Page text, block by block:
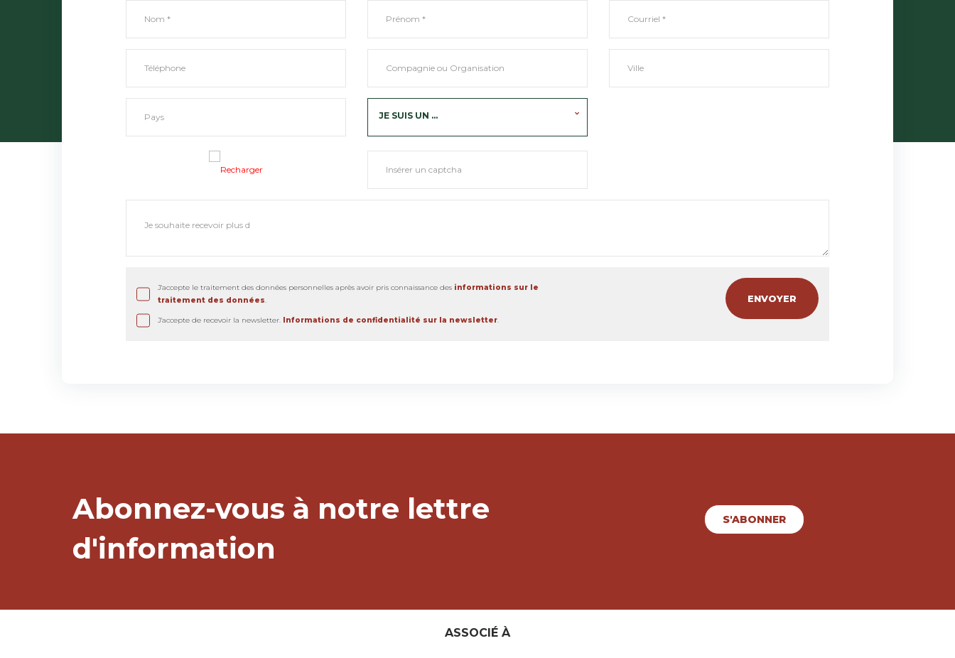
JE SUIS UN ...
Recharger
J'accepte le traitement des données personnelles après avoir pris connaissance des informations sur le
traitement des données.
J'accepte de recevoir la newsletter. Informations de confidentialité sur la newsletter.
Abonnez-vous à notre lettre
d'information
S'ABONNER
ASSOCIÉ À